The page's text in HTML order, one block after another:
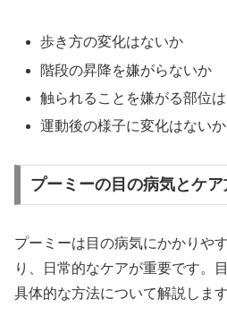
歩き方の変化はないか
階段の昇降を嫌がらないか
触られることを嫌がる部位
運動後の様子に変化はないか
プーミーの目の病気とケア
プーミーは目の病気にかかりや
り、日常的なケアが重要です。
具体的な方法について解説します